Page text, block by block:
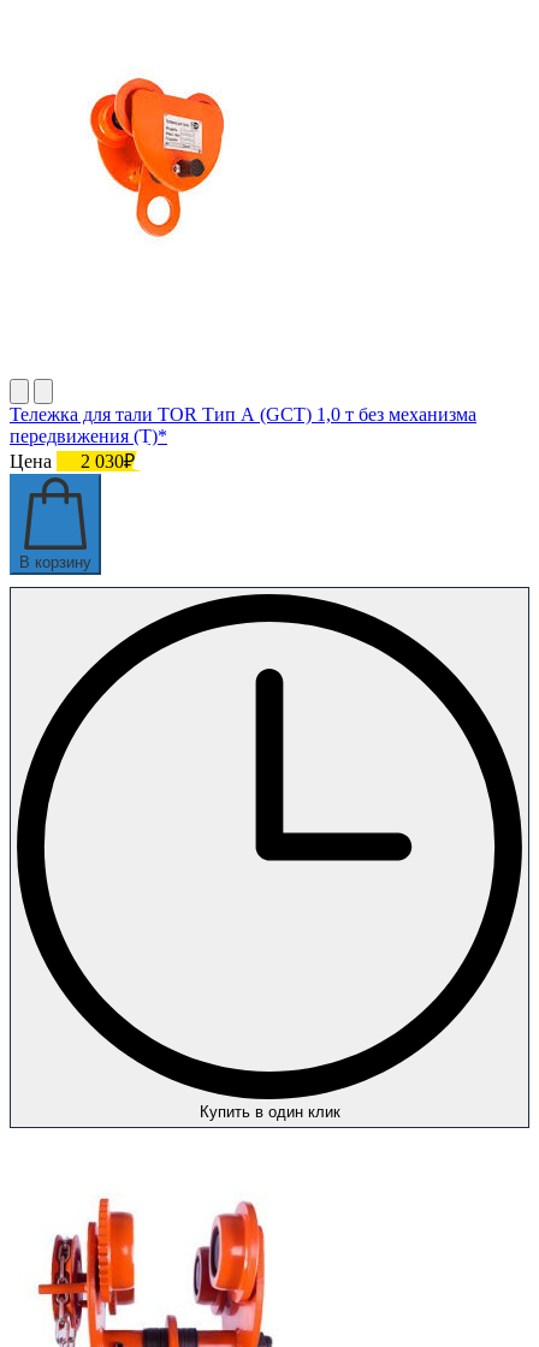
Тележка для тали TOR Тип А (GCT) 1,0 т без механизма
передвижения (T)*
Цена
2 030₽
В корзину
Купить в один клик